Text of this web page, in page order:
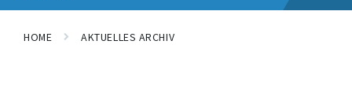
HOME AKTUELLES ARCHIV